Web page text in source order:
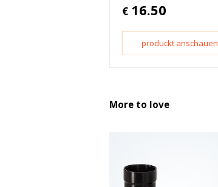
€ 16.50
produckt anschauen
More to love